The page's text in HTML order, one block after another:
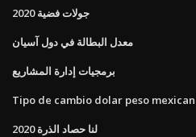
جولات فضية 2020
معدل البطالة في دول آسيان
برمجيات إدارة المشاريع
Tipo de cambio dolar peso
لنا حصاد الذرة 2020